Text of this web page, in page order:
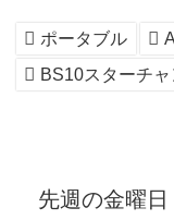
ポータブル
BS10スターチ
先週の金曜日